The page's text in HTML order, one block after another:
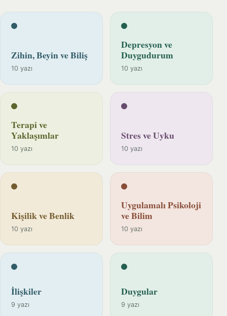
Zihin, Beyin ve Biliş
10 yazı
Depresyon ve
Duygudurum
10 yazı
Terapi ve
Yaklaşımlar
10 yazı
Stres ve Uyku
10 yazı
Kişilik ve Benlik
10 yazı
Uygulamalı Psikoloji
ve Bilim
10 yazı
İlişkiler
9 yazı
Duygular
9 yazı